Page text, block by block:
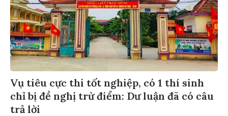
Vụ tiêu cực thi tốt nghiệp, có 1 thí sinh
chỉ bị đề nghị trừ điểm: Dư luận đã có câu
trả lời